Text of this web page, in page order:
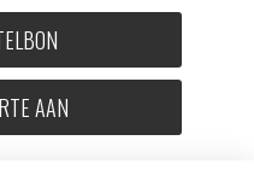
AAN